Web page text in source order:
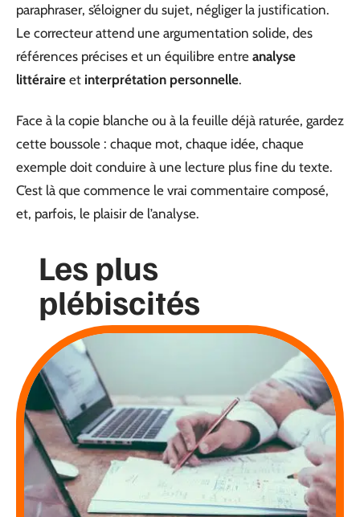
paraphraser, s’éloigner du sujet, négliger la justification.
Le correcteur attend une argumentation solide, des
références précises et un équilibre entre analyse
littéraire et interprétation personnelle.
Face à la copie blanche ou à la feuille déjà raturée, gardez
cette boussole : chaque mot, chaque idée, chaque
exemple doit conduire à une lecture plus fine du texte.
C’est là que commence le vrai commentaire composé,
et, parfois, le plaisir de l’analyse.
Les plus
plébiscités